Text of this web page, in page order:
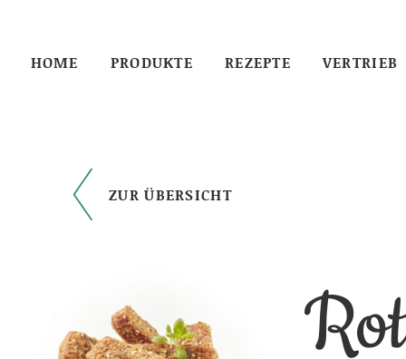
HOME
PRODUKTE REZEPTE VERTRIEB
ZUR ÜBERSICHT